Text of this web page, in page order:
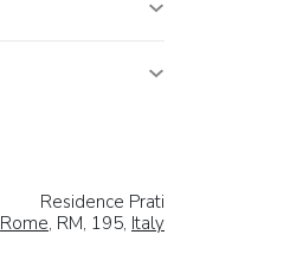
Residence Prati
Rome, RM, 195, Italy